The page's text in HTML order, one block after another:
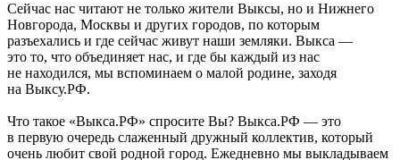
Сейчас нас читают не только жители Выксы, но и Нижнего
Новгорода, Москвы и других городов, по которым
разъехались и где сейчас живут наши земляки. Выкса —
это то, что объединяет нас, и где бы каждый из нас
не находился, мы вспоминаем о малой родине, заходя
на Выксу.РФ.
Что такое «Выкса.РФ» спросите Вы? Выкса.РФ — это
в первую очередь слаженный дружный коллектив, который
очень любит свой родной город. Ежедневно мы выкладываем